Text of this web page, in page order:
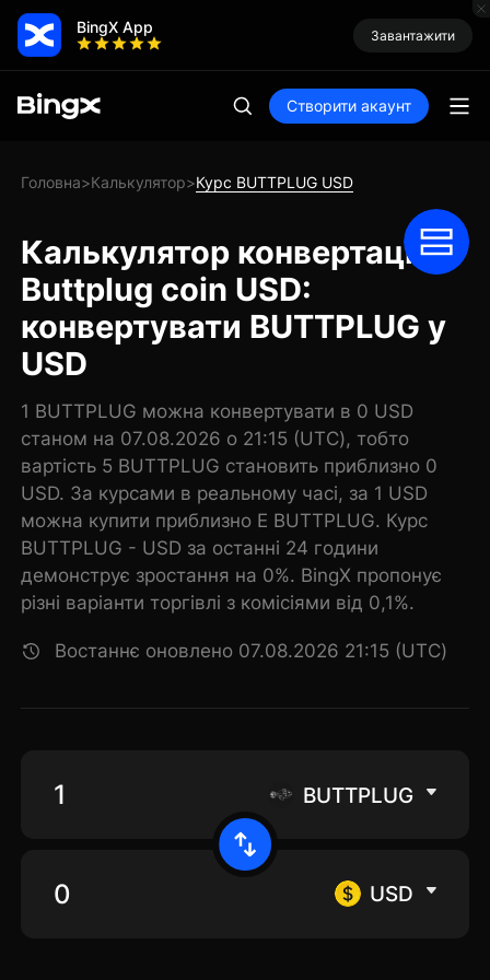
BingX App Завантажити
Створити акаунт
Головна>Калькулятор>Курс BUTTPLUG USD
Калькулятор конвертації
Buttplug coin USD:
конвертувати BUTTPLUG у
USD
1 BUTTPLUG можна конвертувати в 0 USD
станом на 07.08.2026 о 21:15 (UTC), тобто
вартість 5 BUTTPLUG становить приблизно 0
USD. За курсами в реальному часі, за 1 USD
можна купити приблизно E BUTTPLUG. Курс
BUTTPLUG - USD за останні 24 години
демонструє зростання на 0%. BingX пропонує
різні варіанти торгівлі з комісіями від 0,1%.
Востаннє оновлено 07.08.2026 21:15 (UTC)
BUTTPLUG
USD